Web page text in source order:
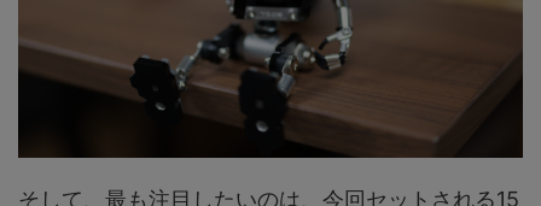
そして、最も注目したいのは、今回セットされる15